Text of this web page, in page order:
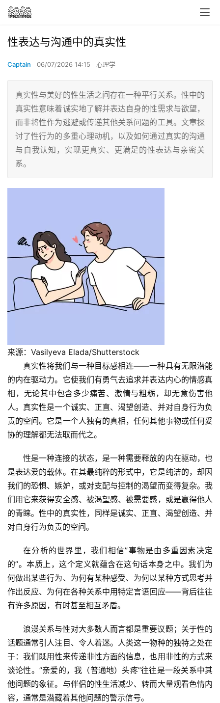
性表达与沟通中的真实性
Captain 06/07/2026 14:15 心理学
真实性与美好的性生活之间存在一种平行关系。性中的
真实性意味着诚实地了解并表达自身的性需求与欲望，
而非将性作为逃避或传递其他关系问题的工具。文章探
讨了性行为的多重心理动机，以及如何通过真实的沟通
与自我认知，实现更真实、更满足的性表达与亲密关
系。
来源：Vasilyeva Elada/Shutterstock
真实性将我们与一种目标感相连——一种具有无限潜能
的内在驱动力。它使我们有勇气去追求并表达内心的情感真
相，无论其中包含多少痛苦、激情与粗粝，却无意伤害他
人。真实性是一个诚实、正直、渴望创造、并对自身行为负
责的空间。它是一个人独有的真相，任何其他事物或任何妥
协的理解都无法取而代之。
性是一种连接的状态，是一种需要释放的内在驱动，也
是表达爱的载体。在其最纯粹的形式中，它是纯洁的，却因
我们的恐惧、嫉妒，或对支配与控制的渴望而变得复杂。我
们用它来获得安全感、被渴望感、被需要感，或是赢得他人
的青睐。性中的真实性，同样是诚实、正直、渴望创造、并
对自身行为负责的空间。
在分析的世界里，我们相信”事物是由多重因素决定
的”。本质上，这个定义就蕴含在这句话本身之中。我们为
何做出某些行为、为何有某种感受、为何以某种方式思考并
作出反应、为何在各种关系中用特定言语回应——背后往往
有许多原因，有时甚至相互矛盾。
浪漫关系与性对大多数人而言都是重要议题；关于性的
话题通常引人注目、令人着迷。人类这一物种的独特之处在
于：我们既用性来传递非性方面的信息，也用非性的方式来
谈论性。”亲爱的，我（普通地）头疼”往往是一段关系中其
他问题的象征。与伴侣的性生活减少、转而大量观看色情内
容，通常是潜藏着其他问题的警示信号。